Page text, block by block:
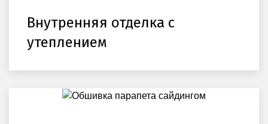
Внутренняя отделка с
утеплением